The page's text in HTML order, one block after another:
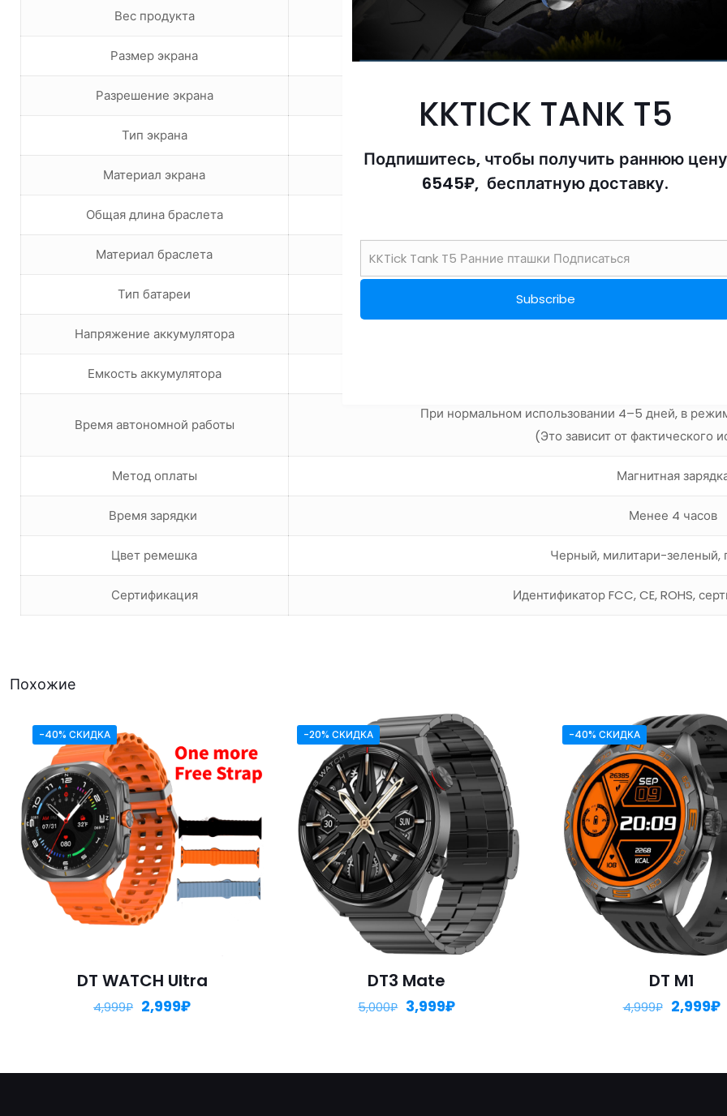
Вес продукта
Размер экрана 1,45-дюймовый
Разрешение экрана
Тип экрана Цветной полноэкранный
Материал экрана
Общая длина браслета
Материал браслета
Тип батареи
Напряжение аккумулятора
Емкость аккумулятора
Время автономной работы
При нормальном использовании 4–5 дней, в
(Это зависит от фактического
Метод оплаты Магнитная
Время зарядки Менее 4 часов
Цвет ремешка Черный, милитари-зеленый,
Сертификация Идентификатор FCC, CE, ROHS,
Похожие
-40% СКИДКА
DT WATCH Ultra
4,999₽ 2,999₽
-20% СКИДКА
DT3 Mate
5,000₽ 3,999₽
-40% СКИДКА
DT M1
4,999₽ 2,999₽
KKTICK TANK T5
Подпишитесь, чтобы получить раннюю цену
6545₽, бесплатную доставку.